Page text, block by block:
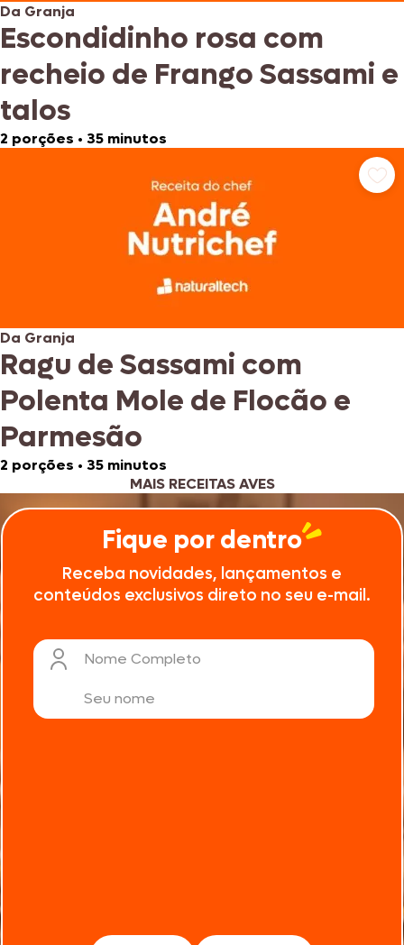
Da Granja
Escondidinho rosa com
recheio de Frango Sassami e
talos
2 porções • 35 minutos
Da Granja
Ragu de Sassami com
Polenta Mole de Flocão e
Parmesão
2 porções • 35 minutos
MAIS RECEITAS AVES
Fique por dentro
Receba novidades, lançamentos e
conteúdos exclusivos direto no seu e-mail.
Nome Completo